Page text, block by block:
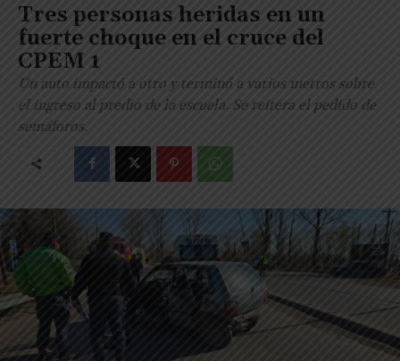
Tres personas heridas en un
fuerte choque en el cruce del
CPEM 1
Un auto impactó a otro y terminó a varios metros sobre
el ingreso al predio de la escuela. Se reitera el pedido de
semáforos.